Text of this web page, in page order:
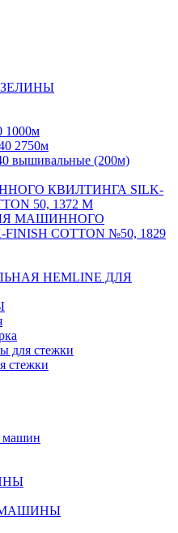
1000м
2750м
вышивальные (200м)
КВИЛТИНГА SILK-
50, 1372 М
МАШИННОГО
COTTON №50, 1829
HEMLINE ДЛЯ
для стежки
стежки
машин